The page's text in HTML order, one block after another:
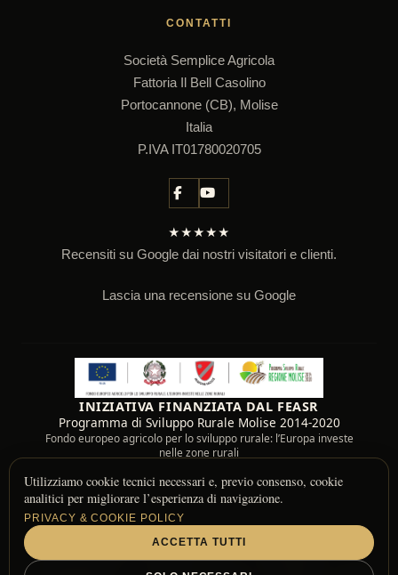
CONTATTI
Società Semplice Agricola
Fattoria Il Bell Casolino
Portocannone (CB), Molise
Italia
P.IVA IT01780020705
★★★★★
Recensiti su Google dai nostri visitatori e clienti.
Lascia una recensione su Google
INIZIATIVA FINANZIATA DAL FEASR
Programma di Sviluppo Rurale Molise 2014-2020
Fondo europeo agricolo per lo sviluppo rurale: l’Europa investe
nelle zone rurali
© 2026 Fattoria Il Bell Casolino — Molise, Italy
Informazioni di
Resi e Informativa
Utilizziamo cookie tecnici necessari e, previo consenso, cookie
analitici per migliorare l’esperienza di navigazione.
PRIVACY & COOKIE POLICY
ACCETTA TUTTI